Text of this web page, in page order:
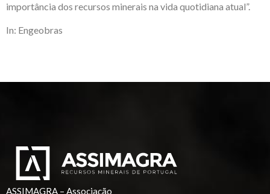
importância dos recursos minerais na vida quotidiana atual”.
In: Engeobras
ASSIMAGRA – Associação